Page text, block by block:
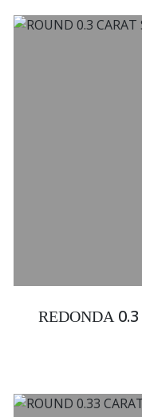
REDONDA 0.3